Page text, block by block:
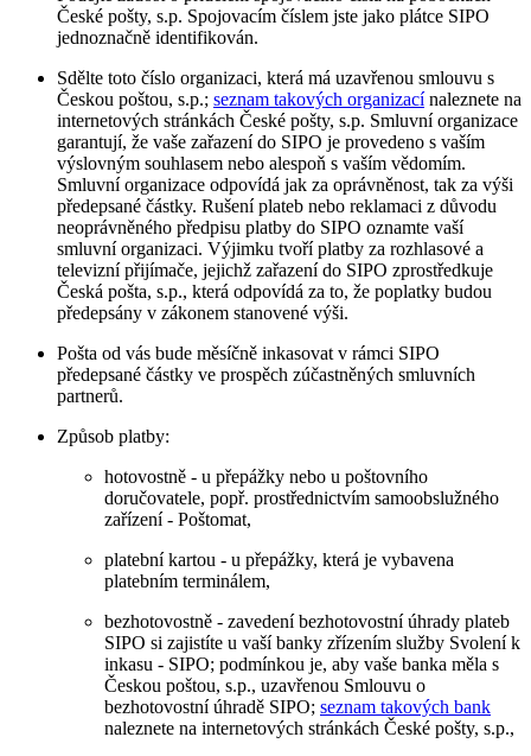
České pošty, s.p. Spojovacím číslem jste jako plátce SIPO
jednoznačně identifikován.
Sdělte toto číslo organizaci, která má uzavřenou smlouvu s
Českou poštou, s.p.; seznam takových organizacínaleznete na
internetových stránkách České pošty, s.p. Smluvní organizace
garantují, že vaše zařazení do SIPO je provedeno s vaším
výslovným souhlasem nebo alespoň s vaším vědomím.
Smluvní organizace odpovídá jak za oprávněnost, tak za výši
předepsané částky. Rušení plateb nebo reklamaci z důvodu
neoprávněného předpisu platby do SIPO oznamte vaší
smluvní organizaci. Výjimku tvoří platby za rozhlasové a
televizní přijímače, jejichž zařazení do SIPO zprostředkuje
Česká pošta, s.p., která odpovídá za to, že poplatky budou
předepsány v zákonem stanovené výši.
Pošta od vás bude měsíčně inkasovat v rámci SIPO
předepsané částky ve prospěch zúčastněných smluvních
partnerů.
Způsob platby:
hotovostně - u přepážky nebo u poštovního
doručovatele, popř. prostřednictvím samoobslužného
zařízení - Poštomat,
platební kartou - u přepážky, která je vybavena
platebním terminálem,
bezhotovostně - zavedení bezhotovostní úhrady plateb
SIPO si zajistíte u vaší banky zřízením služby Svolení k
inkasu - SIPO; podmínkou je, aby vaše banka měla s
Českou poštou, s.p., uzavřenou Smlouvu o
bezhotovostní úhradě SIPO; seznam takových bank
naleznete na internetových stránkách České pošty, s.p.,